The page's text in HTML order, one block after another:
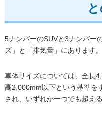
5ナンバーのSUVと3ナンバー
ズ」と「排気量」にあります。
車体サイズについては、全長
高2,000mm以下という基準を
され、いずれか一つでも超え